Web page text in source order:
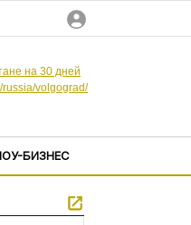
на 30 дней
russia/volgograd/
БИЗНЕС